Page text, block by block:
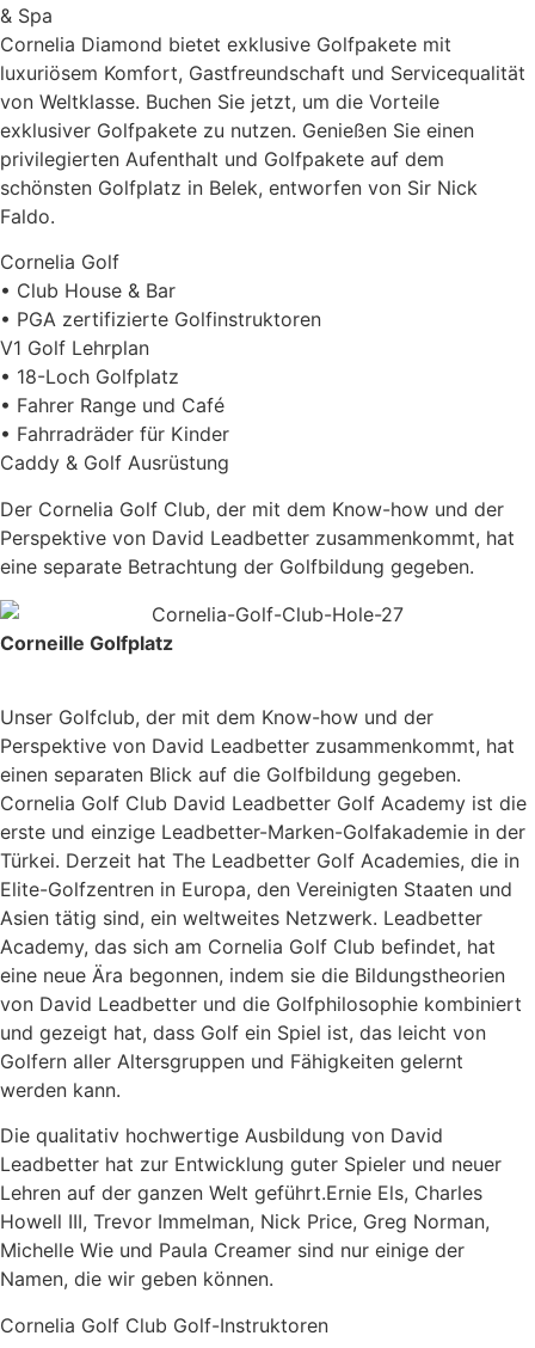
& Spa
Cornelia Diamond bietet exklusive Golfpakete mit
luxuriösem Komfort, Gastfreundschaft und Servicequalität
von Weltklasse. Buchen Sie jetzt, um die Vorteile
exklusiver Golfpakete zu nutzen. Genießen Sie einen
privilegierten Aufenthalt und Golfpakete auf dem
schönsten Golfplatz in Belek, entworfen von Sir Nick
Faldo.
Cornelia Golf
• Club House & Bar
• PGA zertifizierte Golfinstruktoren
V1 Golf Lehrplan
• 18-Loch Golfplatz
• Fahrer Range und Café
• Fahrradräder für Kinder
Caddy & Golf Ausrüstung
Der Cornelia Golf Club, der mit dem Know-how und der
Perspektive von David Leadbetter zusammenkommt, hat
eine separate Betrachtung der Golfbildung gegeben.
Corneille Golfplatz
Unser Golfclub, der mit dem Know-how und der
Perspektive von David Leadbetter zusammenkommt, hat
einen separaten Blick auf die Golfbildung gegeben.
Cornelia Golf Club David Leadbetter Golf Academy ist die
erste und einzige Leadbetter-Marken-Golfakademie in der
Türkei. Derzeit hat The Leadbetter Golf Academies, die in
Elite-Golfzentren in Europa, den Vereinigten Staaten und
Asien tätig sind, ein weltweites Netzwerk. Leadbetter
Academy, das sich am Cornelia Golf Club befindet, hat
eine neue Ära begonnen, indem sie die Bildungstheorien
von David Leadbetter und die Golfphilosophie kombiniert
und gezeigt hat, dass Golf ein Spiel ist, das leicht von
Golfern aller Altersgruppen und Fähigkeiten gelernt
werden kann.
Die qualitativ hochwertige Ausbildung von David
Leadbetter hat zur Entwicklung guter Spieler und neuer
Lehren auf der ganzen Welt geführt.Ernie Els, Charles
Howell III, Trevor Immelman, Nick Price, Greg Norman,
Michelle Wie und Paula Creamer sind nur einige der
Namen, die wir geben können.
Cornelia Golf Club Golf-Instruktoren